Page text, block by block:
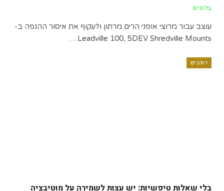
בלוגים
עוצב עבור מרוצי אופני הרים מרתון ולעקוף את איסור ההנפה ב-
Leadville 100, 5DEV Shredville Mounts…
רוכבים
בלי שאלות טיפשיות: יש עצות לשמירה על מוטיבציה